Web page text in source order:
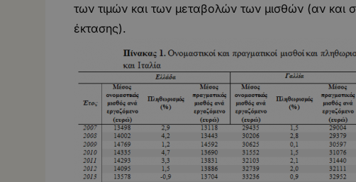
των τιμών και των μεταβολών των μισθών (αν και
έκτασης).